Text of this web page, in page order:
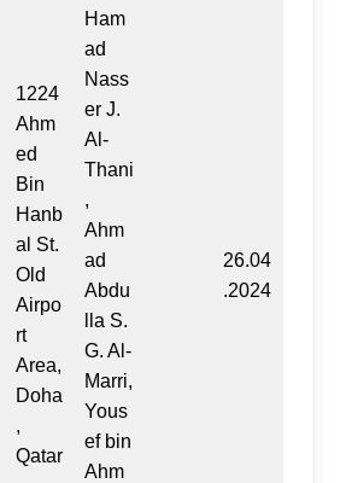
1224
Ahm
ed
Bin
Hanb
al St.
Old
Airpo
rt
Area,
Doha
,
Qatar
Ham
ad
Nass
er J.
Al-
Thani
,
Ahm
ad
Abdu
lla S.
G. Al-
Marri,
Yous
ef bin
Ahm
26.04
.2024